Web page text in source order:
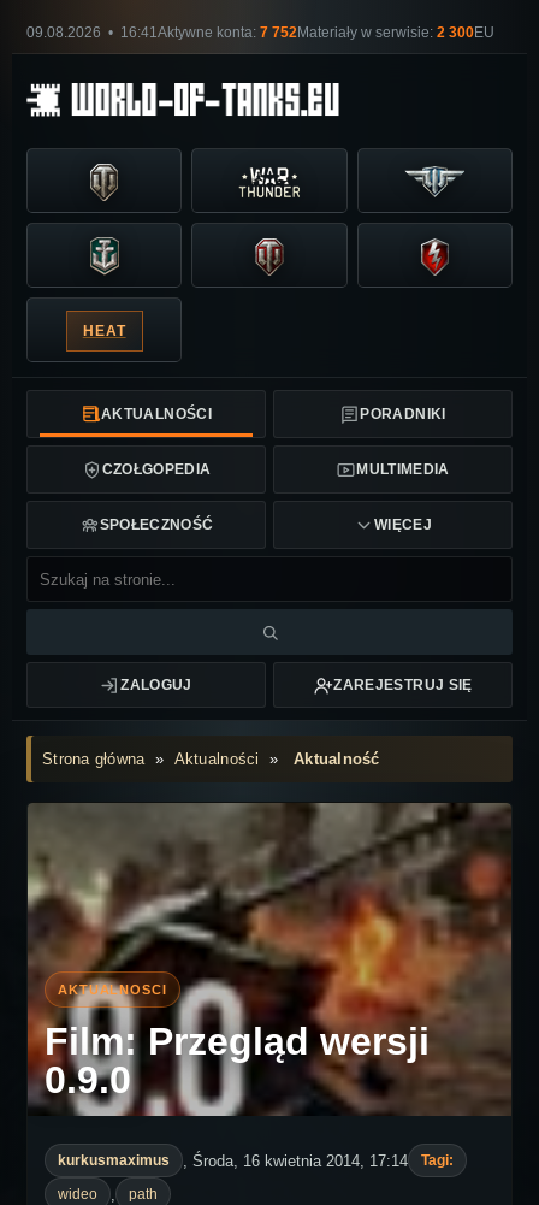
09.08.2026 • 16:41Aktywne konta: 7 752Materiały w serwisie: 2 300EU
HEAT
AKTUALNOŚCI PORADNIKI
CZOŁGOPEDIA MULTIMEDIA
SPOŁECZNOŚĆ WIĘCEJ
ZALOGUJ ZAREJESTRUJ SIĘ
Strona główna» Aktualności »Aktualność
Film: Przegląd wersji
0.9.0
kurkusmaximus , Środa, 16 kwietnia 2014, 17:14
Tagi:
wideo
path